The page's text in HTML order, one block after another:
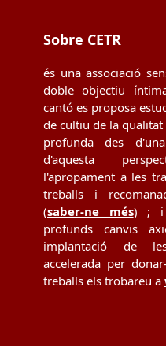
Sobre CETR
és una associació
doble objectiu
cantó es proposa
de cultiu de la
profunda des
d'aquesta
l'apropament a les
treballs i
(saber-ne més) ; i
profunds canvis
implantació de
accelerada per
treballs els trobareu a